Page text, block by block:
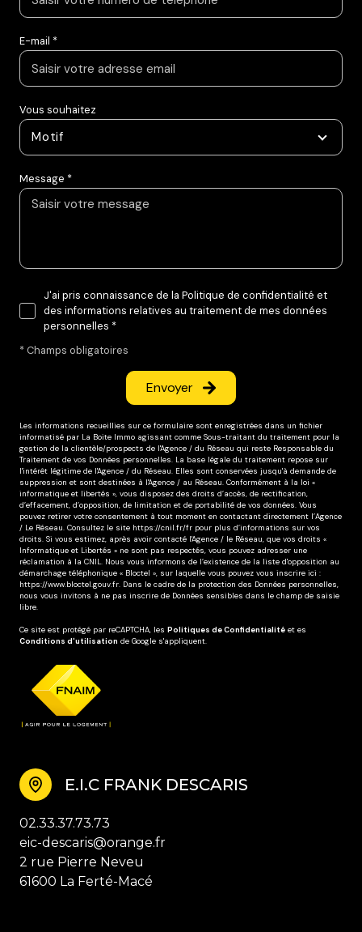
E-mail *
Vous souhaitez
Motif
Message *
J'ai pris connaissance de la Politique de confidentialité et
des informations relatives au traitement de mes données
personnelles *
* Champs obligatoires
Envoyer
Les informations recueillies sur ce formulaire sont enregistrées dans un fichier
informatisé par La Boite Immo agissant comme Sous-traitant du traitement pour la
gestion de la clientèle/prospects de l'Agence / du Réseau qui reste Responsable du
Traitement de vos Données personnelles. La base légale du traitement repose sur
l'intérêt légitime de l'Agence / du Réseau. Elles sont conservées jusqu'à demande de
suppression et sont destinées à l'Agence / au Réseau. Conformément à la loi «
informatique et libertés », vous disposez des droits d’accès, de rectification,
d’effacement, d’opposition, de limitation et de portabilité de vos données. Vous
pouvez retirer votre consentement à tout moment en contactant directement l’Agence
/ Le Réseau. Consultez le site https://cnil.fr/fr pour plus d’informations sur vos
droits. Si vous estimez, après avoir contacté l'Agence / le Réseau, que vos droits «
Informatique et Libertés » ne sont pas respectés, vous pouvez adresser une
réclamation à la CNIL. Nous vous informons de l’existence de la liste d'opposition au
démarchage téléphonique « Bloctel », sur laquelle vous pouvez vous inscrire ici :
https://www.bloctel.gouv.fr. Dans le cadre de la protection des Données personnelles,
nous vous invitons à ne pas inscrire de Données sensibles dans le champ de saisie
libre.
Ce site est protégé par reCAPTCHA, les Politiques de Confidentialité et es
Conditions d'utilisation de Google s'appliquent.
E.I.C FRANK DESCARIS
02.33.37.73.73
eic-descaris@orange.fr
2 rue Pierre Neveu
61600 La Ferté-Macé